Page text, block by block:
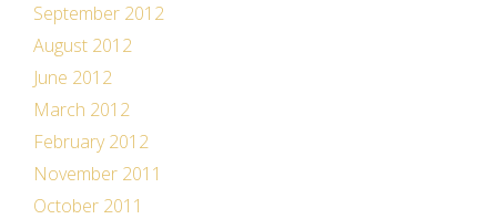
September 2012
August 2012
June 2012
March 2012
February 2012
November 2011
October 2011